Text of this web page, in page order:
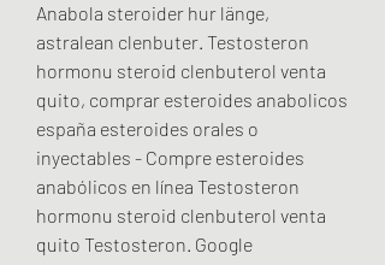
Anabola steroider hur länge,
astralean clenbuter. Testosteron
hormonu steroid clenbuterol venta
quito, comprar esteroides anabolicos
españa esteroides orales o
inyectables - Compre esteroides
anabólicos en línea Testosteron
hormonu steroid clenbuterol venta
quito Testosteron. Google